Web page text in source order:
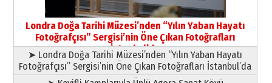
Yusuf POLAT
Şampiyonluk Sebahattin Şirin’e
yazar
11 Mayıs 2026 Pazartesi
Londra Doğa Tarihi Müzesi’nden “Yılın Yaban Hayatı
Fotoğrafçısı” Sergisi’nin Öne Çıkan Fotoğrafları
İstanbul’da
➤ Londra Doğa Tarihi Müzesi’nden “Yılın Yaban Hayatı
Fotoğrafçısı” Sergisi’nin Öne Çıkan Fotoğrafları İstanbul’da